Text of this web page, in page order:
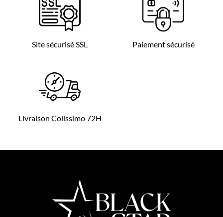
Site sécurisé SSL Paiement sécurisé
Livraison Colissimo 72H